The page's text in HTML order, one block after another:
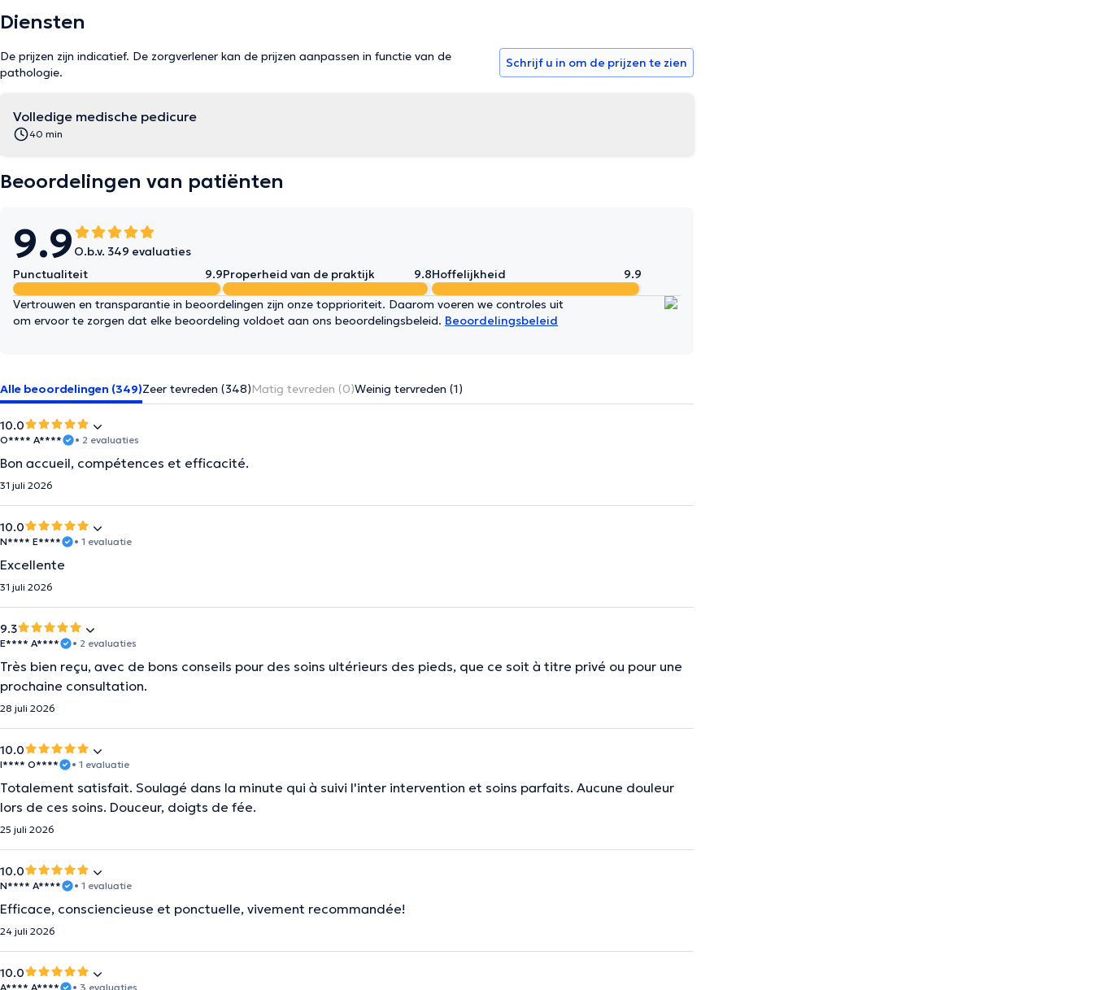
Diensten
De prijzen zijn indicatief. De zorgverlener kan de prijzen aanpassen in functie van de
pathologie.
Schrijf u in om de prijzen te zien
Volledige medische pedicure
40 min
Beoordelingen van patiënten
9.9 O.b.v. 349 evaluaties
Punctualiteit
9.9Properheid van de praktijk 9.8Hoffelijkheid 9.9
Vertrouwen en transparantie in beoordelingen zijn onze topprioriteit. Daarom voeren we controles uit
om ervoor te zorgen dat elke beoordeling voldoet aan ons beoordelingsbeleid. Beoordelingsbeleid
Alle beoordelingen (349)Zeer tevreden (348)Matig tevreden (0)Weinig tervreden (1)
10.0
O**** A**** • 2 evaluaties
Bon accueil, compétences et efficacité.
31 juli 2026
10.0
N**** E**** • 1 evaluatie
Excellente
31 juli 2026
9.3
E**** A**** • 2 evaluaties
Très bien reçu, avec de bons conseils pour des soins ultérieurs des pieds, que ce soit à titre privé ou pour une
prochaine consultation.
28 juli 2026
10.0
I**** O**** • 1 evaluatie
Totalement satisfait. Soulagé dans la minute qui à suivi l'inter intervention et soins parfaits. Aucune douleur
lors de ces soins. Douceur, doigts de fée.
25 juli 2026
10.0
N**** A**** • 1 evaluatie
Efficace, consciencieuse et ponctuelle, vivement recommandée!
24 juli 2026
10.0
A**** A**** • 3 evaluaties